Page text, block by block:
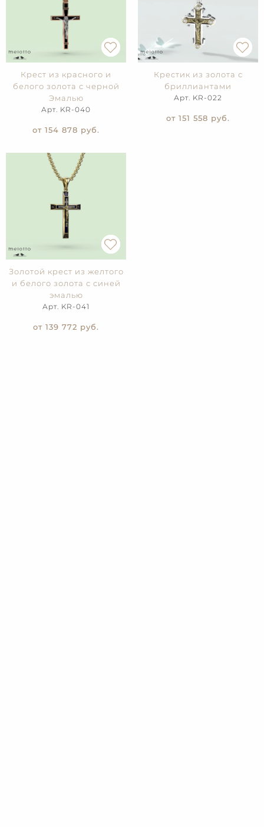
Крест из красного и
белого золота с черной
Эмалью
Арт. KR-040
от 154 878 руб.
Крестик из золота с
бриллиантами
Арт. KR-022
от 151 558 руб.
Золотой крест из желтого
и белого золота с синей
эмалью
Арт. KR-041
от 139 772 руб.